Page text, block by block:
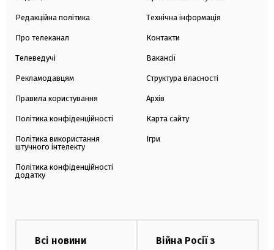
Редакційна політика
Про телеканал
Телеведучі
Рекламодавцям
Правила користування
Політика конфіденційності
Політика використання
штучного інтелекту
Політика конфіденційності
додатку
Технічна інформація
Контакти
Вакансії
Структура власності
Архів
Карта сайту
Ігри
Всі новини
Війна Росії з